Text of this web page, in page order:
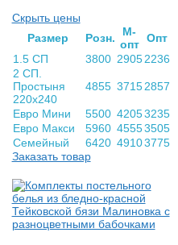
Скрыть цены
Раз­мер
Розн.
М-
опт Опт
1.5 СП
3800 2905 2236
2 СП.
Простыня
220х240
4855 3715 2857
Евро Мини 5500 42053235
Евро Макси
5960 45553505
Семейный
6420 49103775
Заказать товар